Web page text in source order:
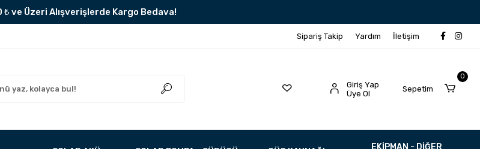
₺ ve Üzeri Alışverişlerde Kargo Bedava!
Sipariş Takip Yardım İletişim
Giriş Yap
Üye Ol
Sepetim
0
EKİPMAN - DİĞER